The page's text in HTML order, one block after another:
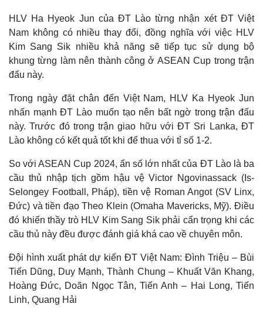
HLV Ha Hyeok Jun của ĐT Lào từng nhận xét ĐT Việt
Nam không có nhiều thay đổi, đồng nghĩa với việc HLV
Kim Sang Sik nhiều khả năng sẽ tiếp tục sử dụng bộ
khung từng làm nên thành công ở ASEAN Cup trong trận
đấu này.
Trong ngày đặt chân đến Việt Nam, HLV Ka Hyeok Jun
nhấn mạnh ĐT Lào muốn tạo nên bất ngờ trong trận đấu
này. Trước đó trong trận giao hữu với ĐT Sri Lanka, ĐT
Lào không có kết quả tốt khi để thua với tỉ số 1-2.
So với ASEAN Cup 2024, ẩn số lớn nhất của ĐT Lào là ba
cầu thủ nhập tịch gồm hậu vệ Victor Ngovinassack (Is-
Selongey Football, Pháp), tiền vệ Roman Angot (SV Linx,
Đức) và tiền đạo Theo Klein (Omaha Mavericks, Mỹ). Điều
đó khiến thầy trò HLV Kim Sang Sik phải cẩn trọng khi các
cầu thủ này đều được đánh giá khá cao về chuyên môn.
Đội hình xuất phát dự kiến ĐT Việt Nam: Đình Triệu – Bùi
Tiến Dũng, Duy Mạnh, Thành Chung – Khuất Văn Khang,
Hoàng Đức, Doãn Ngọc Tân, Tiến Anh – Hai Long, Tiến
Linh, Quang Hải